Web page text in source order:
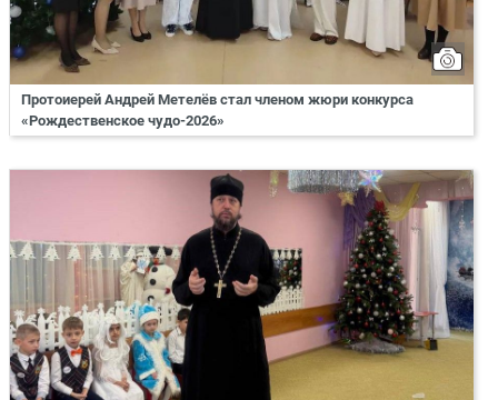
Протоиерей Андрей Метелёв стал членом жюри конкурса
«Рождественское чудо-2026»